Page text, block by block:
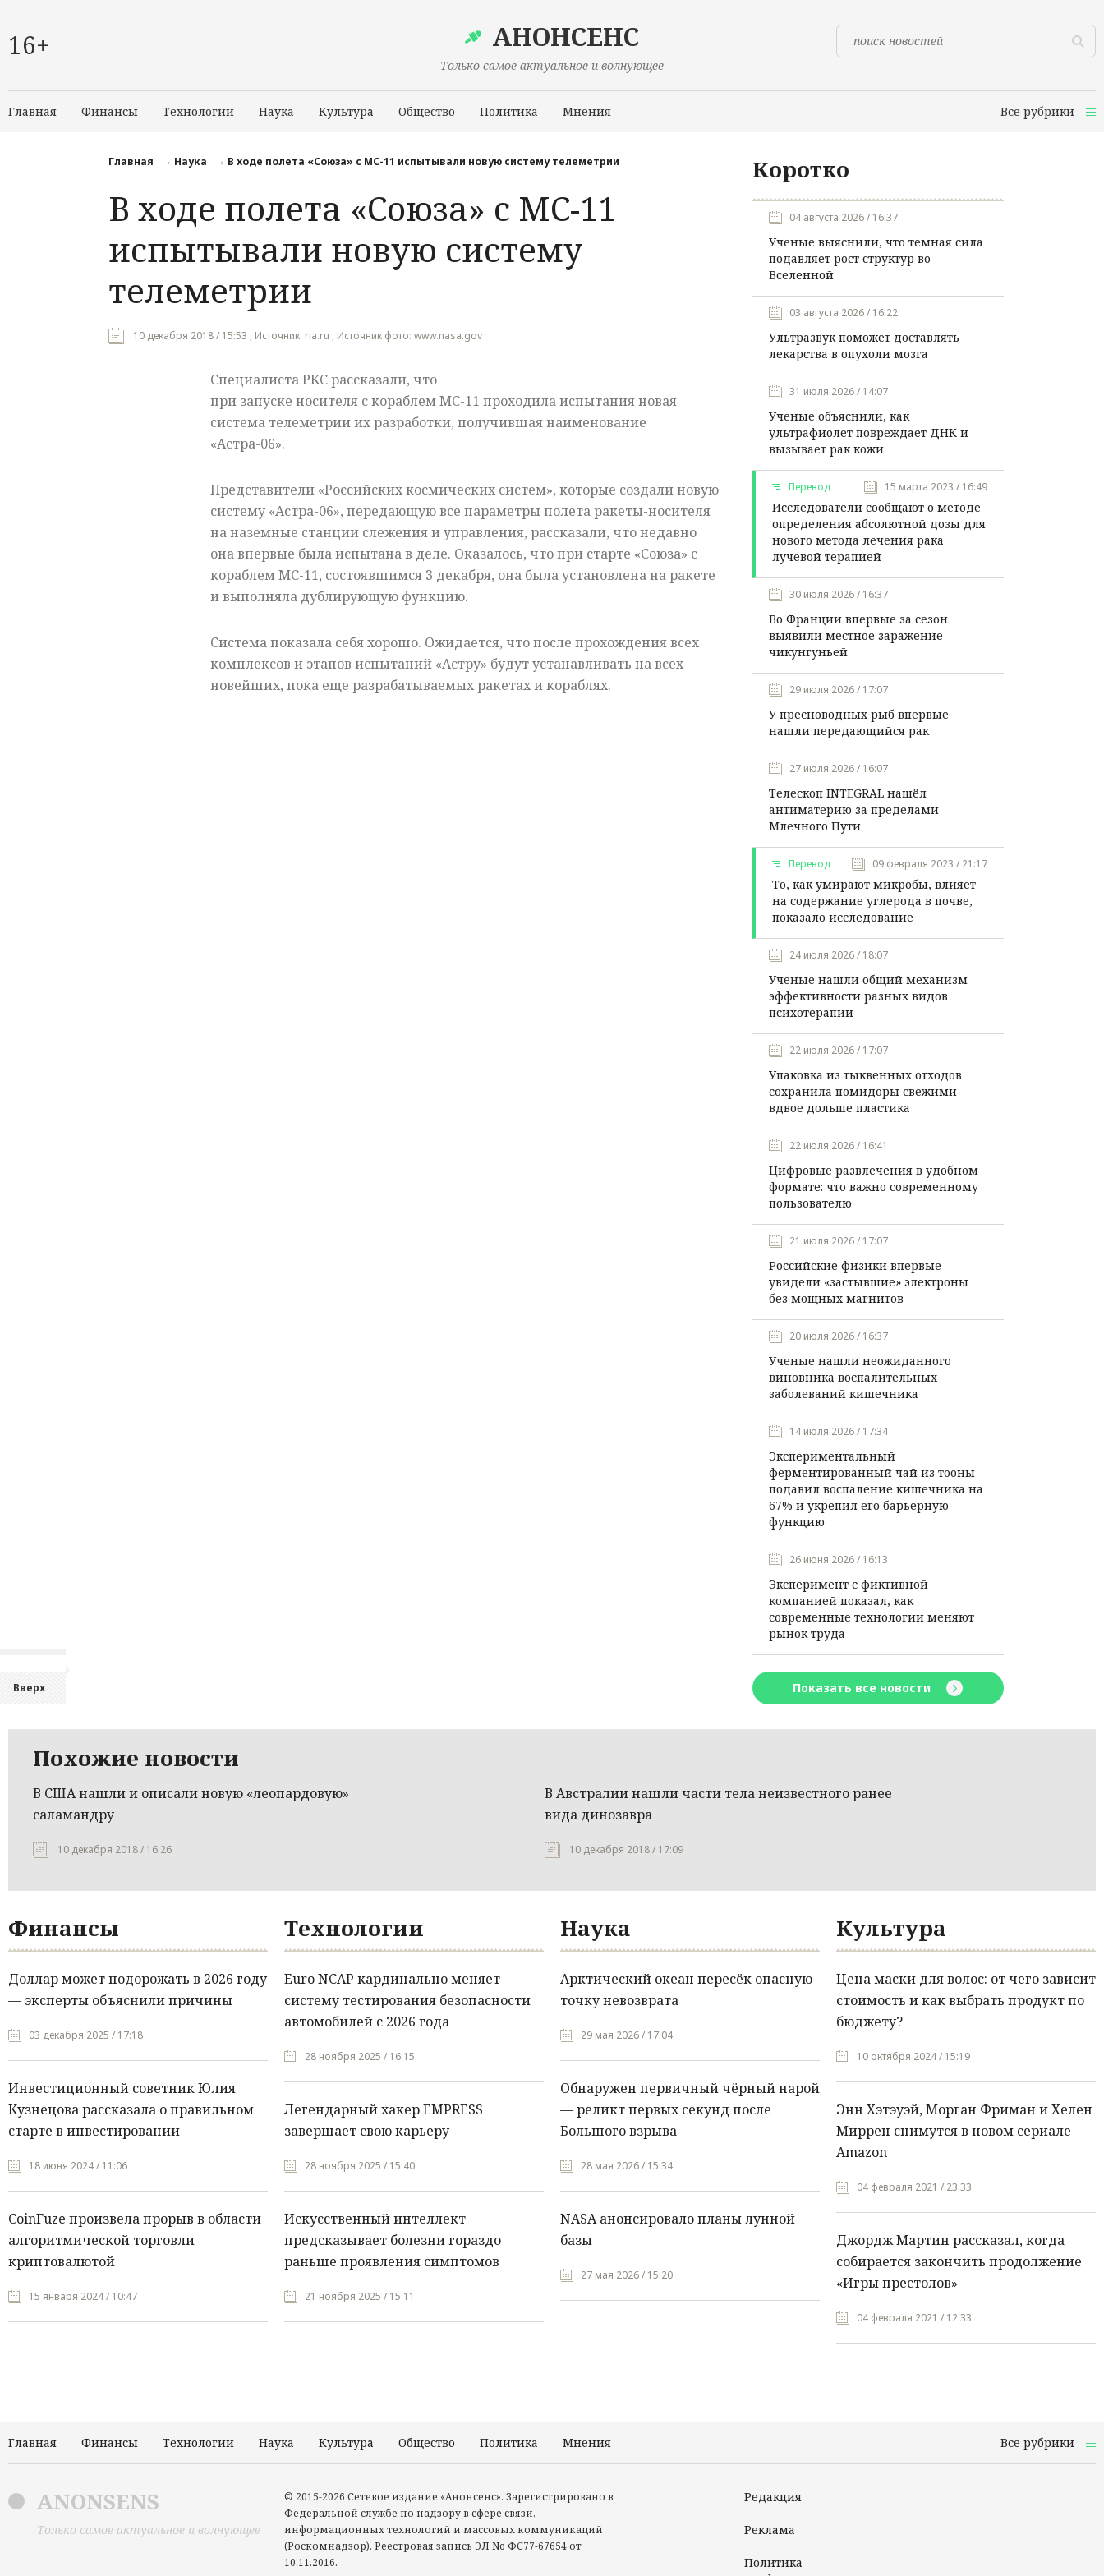
16+ АНОНСЕНС
Только самое актуальное и волнующее
Главная Финансы Технологии Наука Культура Общество Политика Мнения Все рубрики
Происшествия
Вверх
Главная Наука В ходе полета «Союза» с МС-11 испытывали новую систему телеметрии
В ходе полета «Союза» с МС-11
испытывали новую систему
телеметрии
10 декабря 2018 / 15:53 , Источник: ria.ru , Источник фото: www.nasa.gov
Специалиста РКС рассказали, что
при запуске носителя с кораблем МС-11 проходила испытания новая
система телеметрии их разработки, получившая наименование
«Астра-06».
Представители «Российских космических систем», которые создали новую
систему «Астра-06», передающую все параметры полета ракеты-носителя
на наземные станции слежения и управления, рассказали, что недавно
она впервые была испытана в деле. Оказалось, что при старте «Союза» с
кораблем МС-11, состоявшимся 3 декабря, она была установлена на ракете
и выполняла дублирующую функцию.
Система показала себя хорошо. Ожидается, что после прохождения всех
комплексов и этапов испытаний «Астру» будут устанавливать на всех
новейших, пока еще разрабатываемых ракетах и кораблях.
Коротко
04 августа 2026 / 16:37
Ученые выяснили, что темная сила
подавляет рост структур во
Вселенной
03 августа 2026 / 16:22
Ультразвук поможет доставлять
лекарства в опухоли мозга
31 июля 2026 / 14:07
Ученые объяснили, как
ультрафиолет повреждает ДНК и
вызывает рак кожи
Перевод 15 марта 2023 / 16:49
Исследователи сообщают о методе
определения абсолютной дозы для
нового метода лечения рака
лучевой терапией
30 июля 2026 / 16:37
Во Франции впервые за сезон
выявили местное заражение
чикунгуньей
29 июля 2026 / 17:07
У пресноводных рыб впервые
нашли передающийся рак
27 июля 2026 / 16:07
Телескоп INTEGRAL нашёл
антиматерию за пределами
Млечного Пути
Перевод 09 февраля 2023 / 21:17
То, как умирают микробы, влияет
на содержание углерода в почве,
показало исследование
24 июля 2026 / 18:07
Ученые нашли общий механизм
эффективности разных видов
психотерапии
22 июля 2026 / 17:07
Упаковка из тыквенных отходов
сохранила помидоры свежими
вдвое дольше пластика
22 июля 2026 / 16:41
Цифровые развлечения в удобном
формате: что важно современному
пользователю
21 июля 2026 / 17:07
Российские физики впервые
увидели «застывшие» электроны
без мощных магнитов
20 июля 2026 / 16:37
Ученые нашли неожиданного
виновника воспалительных
заболеваний кишечника
14 июля 2026 / 17:34
Экспериментальный
ферментированный чай из тооны
подавил воспаление кишечника на
67% и укрепил его барьерную
функцию
26 июня 2026 / 16:13
Эксперимент с фиктивной
компанией показал, как
современные технологии меняют
рынок труда
Показать все новости
Похожие новости
В США нашли и описали новую «леопардовую»
саламандру
10 декабря 2018 / 16:26
В Австралии нашли части тела неизвестного ранее
вида динозавра
10 декабря 2018 / 17:09
Финансы
Доллар может подорожать в 2026 году
— эксперты объяснили причины
03 декабря 2025 / 17:18
Инвестиционный советник Юлия
Кузнецова рассказала о правильном
старте в инвестировании
18 июня 2024 / 11:06
CoinFuze произвела прорыв в области
алгоритмической торговли
криптовалютой
15 января 2024 / 10:47
Технологии
Euro NCAP кардинально меняет
систему тестирования безопасности
автомобилей с 2026 года
28 ноября 2025 / 16:15
Легендарный хакер EMPRESS
завершает свою карьеру
28 ноября 2025 / 15:40
Искусственный интеллект
предсказывает болезни гораздо
раньше проявления симптомов
21 ноября 2025 / 15:11
Наука
Арктический океан пересёк опасную
точку невозврата
29 мая 2026 / 17:04
Обнаружен первичный чёрный нарой
— реликт первых секунд после
Большого взрыва
28 мая 2026 / 15:34
NASA анонсировало планы лунной
базы
27 мая 2026 / 15:20
Культура
Цена маски для волос: от чего зависит
стоимость и как выбрать продукт по
бюджету?
10 октября 2024 / 15:19
Энн Хэтэуэй, Морган Фриман и Хелен
Миррен снимутся в новом сериале
Amazon
04 февраля 2021 / 23:33
Джордж Мартин рассказал, когда
собирается закончить продолжение
«Игры престолов»
04 февраля 2021 / 12:33
Главная Финансы Технологии Наука Культура Общество Политика Мнения Все рубрики
ANONSENS
Только самое актуальное и волнующее
© 2015-2026 Сетевое издание «Анонсенс». Зарегистрировано в
Федеральной службе по надзору в сфере связи,
информационных технологий и массовых коммуникаций
(Роскомнадзор). Реестровая запись ЭЛ No ФС77-67654 от
10.11.2016.
Редакция
Реклама
Политика